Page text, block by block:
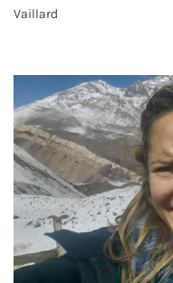
Vaillard